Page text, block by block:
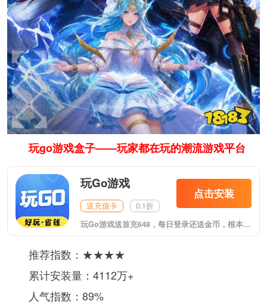
玩go游戏盒子——玩家都在玩的潮流游戏平台
玩Go游戏
送充值卡 0.1折
点击安装
玩Go游戏送首充648，每日登录还送金币，根本不花钱！这是最新推出的福利游戏盒子，至尊VIP、无限元宝上线送，变态爆率，夸张福利。体验专属GM特权，GM工具直接送，想要什么自己刷！包含市面上热门的各大类型游戏。
推荐指数：★★★★
累计安装量：4112万+
人气指数：89%